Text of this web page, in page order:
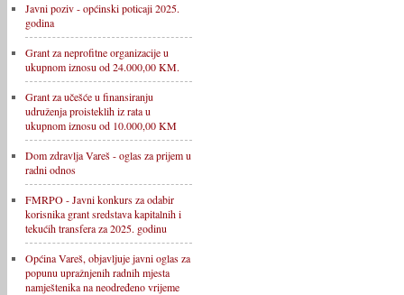
Javni poziv - općinski poticaji 2025.
godina
Grant za neprofitne organizacije u
ukupnom iznosu od 24.000,00 KM.
Grant za učešće u finansiranju
udruženja proisteklih iz rata u
ukupnom iznosu od 10.000,00 KM
Dom zdravlja Vareš - oglas za prijem u
radni odnos
FMRPO - Javni konkurs za odabir
korisnika grant sredstava kapitalnih i
tekućih transfera za 2025. godinu
Općina Vareš, objavljuje javni oglas za
popunu upražnjenih radnih mjesta
namještenika na neodređeno vrijeme